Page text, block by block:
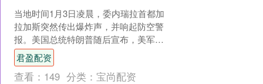
当地时间1月3日凌晨，委内瑞拉首都加
拉加斯突然传出爆炸声，并响起防空警
报。美国总统特朗普随后宣布，美军成
功对委内瑞拉实施打击君盈配资，抓获
委总统马杜罗及其夫人，....
君盈配资
查看： 149 分类： 宝尚配资